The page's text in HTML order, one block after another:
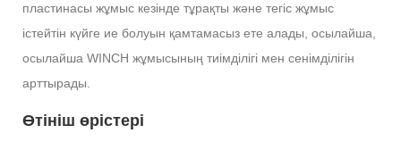
пластинасы жұмыс кезінде тұрақты және тегіс жұмыс
істейтін күйге ие болуын қамтамасыз ете алады, осылайша,
осылайша WINCH жұмысының тиімділігі мен сенімділігін
арттырады.
Өтініш өрістері